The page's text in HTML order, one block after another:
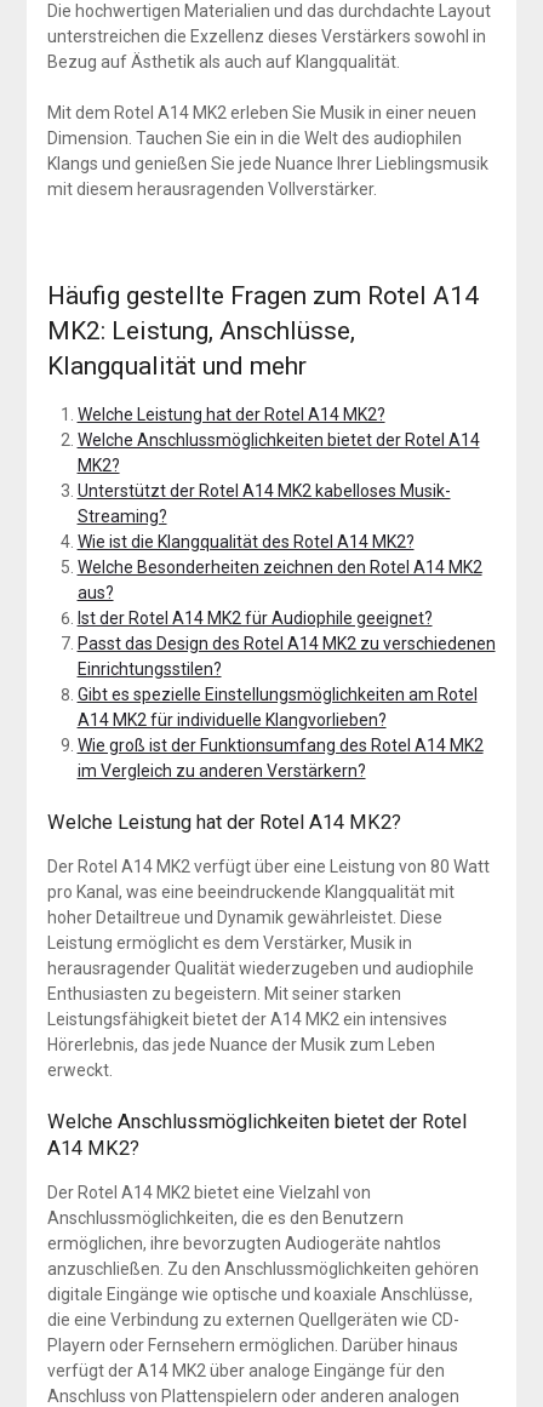
Die hochwertigen Materialien und das durchdachte Layout
unterstreichen die Exzellenz dieses Verstärkers sowohl in
Bezug auf Ästhetik als auch auf Klangqualität.
Mit dem Rotel A14 MK2 erleben Sie Musik in einer neuen
Dimension. Tauchen Sie ein in die Welt des audiophilen
Klangs und genießen Sie jede Nuance Ihrer Lieblingsmusik
mit diesem herausragenden Vollverstärker.
Häufig gestellte Fragen zum Rotel A14
MK2: Leistung, Anschlüsse,
Klangqualität und mehr
Welche Leistung hat der Rotel A14 MK2?
Welche Anschlussmöglichkeiten bietet der Rotel A14
MK2?
Unterstützt der Rotel A14 MK2 kabelloses Musik-
Streaming?
Wie ist die Klangqualität des Rotel A14 MK2?
Welche Besonderheiten zeichnen den Rotel A14 MK2
aus?
Ist der Rotel A14 MK2 für Audiophile geeignet?
Passt das Design des Rotel A14 MK2 zu verschiedenen
Einrichtungsstilen?
Gibt es spezielle Einstellungsmöglichkeiten am Rotel
A14 MK2 für individuelle Klangvorlieben?
Wie groß ist der Funktionsumfang des Rotel A14 MK2
im Vergleich zu anderen Verstärkern?
Welche Leistung hat der Rotel A14 MK2?
Der Rotel A14 MK2 verfügt über eine Leistung von 80 Watt
pro Kanal, was eine beeindruckende Klangqualität mit
hoher Detailtreue und Dynamik gewährleistet. Diese
Leistung ermöglicht es dem Verstärker, Musik in
herausragender Qualität wiederzugeben und audiophile
Enthusiasten zu begeistern. Mit seiner starken
Leistungsfähigkeit bietet der A14 MK2 ein intensives
Hörerlebnis, das jede Nuance der Musik zum Leben
erweckt.
Welche Anschlussmöglichkeiten bietet der Rotel
A14 MK2?
Der Rotel A14 MK2 bietet eine Vielzahl von
Anschlussmöglichkeiten, die es den Benutzern
ermöglichen, ihre bevorzugten Audiogeräte nahtlos
anzuschließen. Zu den Anschlussmöglichkeiten gehören
digitale Eingänge wie optische und koaxiale Anschlüsse,
die eine Verbindung zu externen Quellgeräten wie CD-
Playern oder Fernsehern ermöglichen. Darüber hinaus
verfügt der A14 MK2 über analoge Eingänge für den
Anschluss von Plattenspielern oder anderen analogen